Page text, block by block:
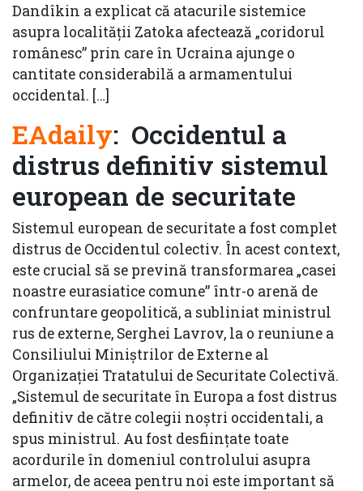
Dandîkin a explicat că atacurile sistemice
asupra localității Zatoka afectează „coridorul
românesc” prin care în Ucraina ajunge o
cantitate considerabilă a armamentului
occidental. […]
EAdaily: Occidentul a
distrus definitiv sistemul
european de securitate
Sistemul european de securitate a fost complet
distrus de Occidentul colectiv. În acest context,
este crucial să se prevină transformarea „casei
noastre eurasiatice comune” într-o arenă de
confruntare geopolitică, a subliniat ministrul
rus de externe, Serghei Lavrov, la o reuniune a
Consiliului Miniştrilor de Externe al
Organizaţiei Tratatului de Securitate Colectivă.
„Sistemul de securitate în Europa a fost distrus
definitiv de către colegii noștri occidentali, a
spus ministrul. Au fost desființate toate
acordurile în domeniul controlului asupra
armelor, de aceea pentru noi este important să